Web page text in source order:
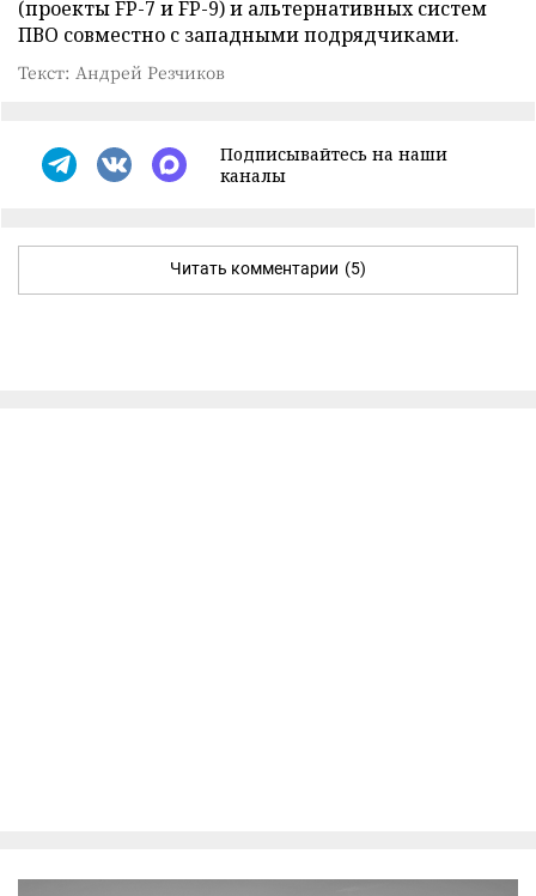
(проекты FP-7 и FP-9) и альтернативных систем
ПВО совместно с западными подрядчиками.
Текст: Андрей Резчиков
Подписывайтесь на наши
каналы
Читать комментарии (5)